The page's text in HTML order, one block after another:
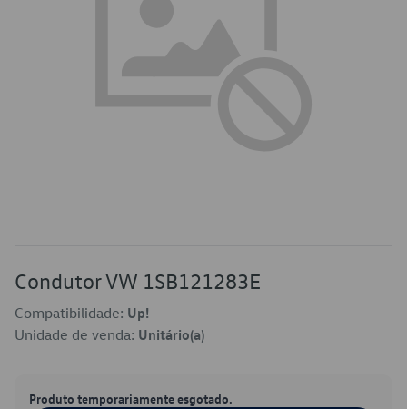
Condutor VW 1SB121283E
Compatibilidade: Up!
Unidade de venda: Unitário(a)
Produto temporariamente esgotado.